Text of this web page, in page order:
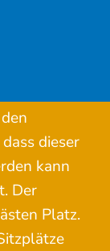
dieser
kann
Der
Platz.